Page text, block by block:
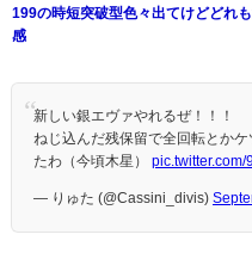
199の時短突破型色々出てけどどれ
感
新しい銀エヴァやれるぜ！！！
ねじ込んだ残保留で全回転とか
たわ（今頃木星） pic.twitter.com/
— りゅた (@Cassini_divis)